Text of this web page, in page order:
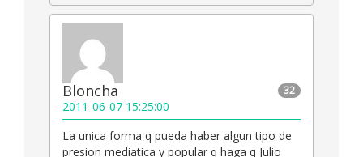
32
Bloncha
2011-06-07 15:25:00
La unica forma q pueda haber algun tipo de
presion mediatica y popular q haga q Julio